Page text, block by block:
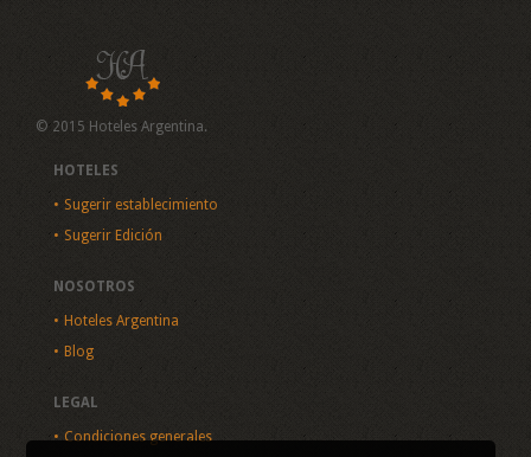
© 2015 Hoteles Argentina.
HOTELES
Sugerir establecimiento
Sugerir Edición
NOSOTROS
Hoteles Argentina
Blog
LEGAL
Condiciones generales